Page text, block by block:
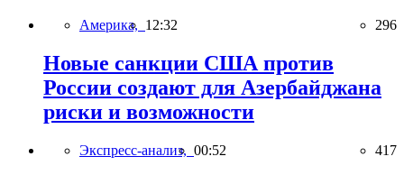
Америка, 12:32 296
Новые санкции США против
России создают для Азербайджана
риски и возможности
Экспресс-анализ, 00:52 417